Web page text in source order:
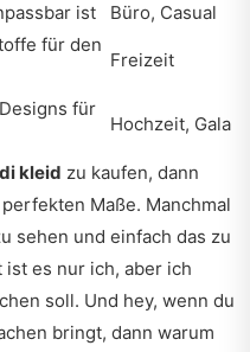
ist
Büro, Casual
für den
Freizeit
für
Hochzeit, Gala
kleid zu kaufen, dann
Maße. Manchmal
sehen und einfach das zu
es nur ich, aber ich
soll. Und hey, wenn du
bringt, dann warum